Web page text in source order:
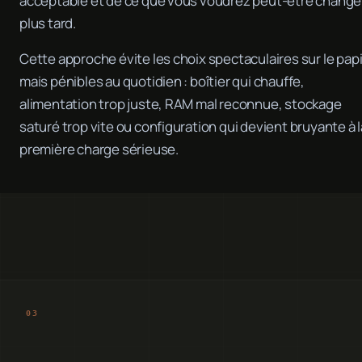
plus tard.
Cette approche évite les choix spectaculaires sur le
mais pénibles au quotidien : boîtier qui chauffe,
alimentation trop juste, RAM mal reconnue, stockage
saturé trop vite ou configuration qui devient bruyante à
première charge sérieuse.